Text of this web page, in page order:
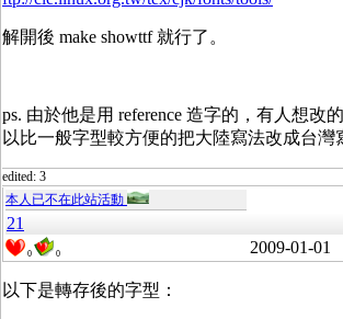
解開後 make showttf 就行了。
ps. 由於他是用 reference 造字的，有人想改
以比一般字型較方便的把大陸寫法改成台灣
edited: 3
本人已不在此站活動
21
0 0 2009-01-01
以下是轉存後的字型：